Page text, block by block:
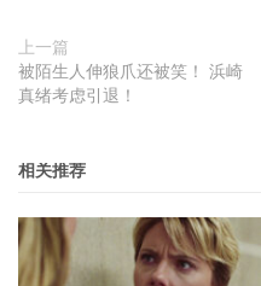
以及累次这次事件主角的年
群往往会突然散播，未来网
Conditions）。
上一篇
被陌生人伸狼爪还被笑！ 浜崎
真绪考虑引退！
相关推荐